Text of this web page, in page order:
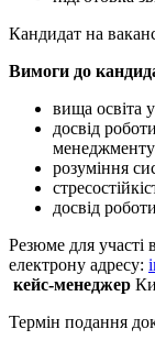
Кандидат на
Вимоги до
вища освіта
досвід
розуміння
досвід
Резюме для участі
електрону адресу:
кейс-менеджер
Термін подання